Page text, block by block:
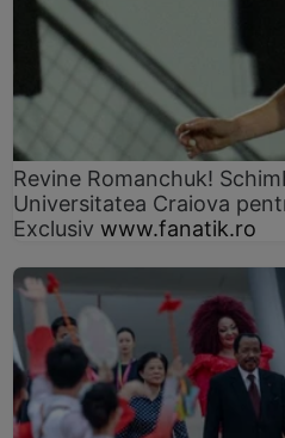
Revine Romanchuk!
Universitatea Craiova
Exclusiv www.fanatik.ro